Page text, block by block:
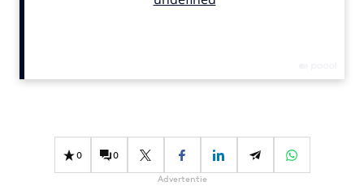
Effectiviteit
0 0
Advertentie